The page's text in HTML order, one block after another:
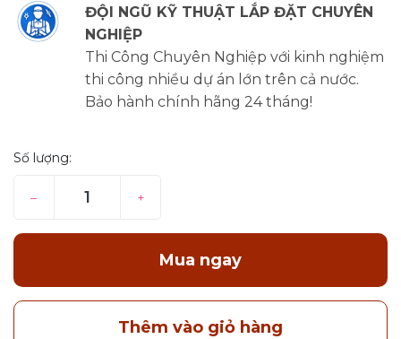
ĐỘI NGŨ KỸ THUẬT LẮP ĐẶT CHUYÊN
NGHIỆP
Thi Công Chuyên Nghiệp với kinh nghiệm
thi công nhiều dự án lớn trên cả nước.
Bảo hành chính hãng 24 tháng!
Số lượng:
– +
Mua ngay
Thêm vào giỏ hàng